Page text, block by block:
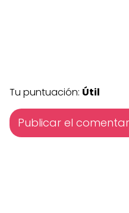
Tu puntuación: Útil